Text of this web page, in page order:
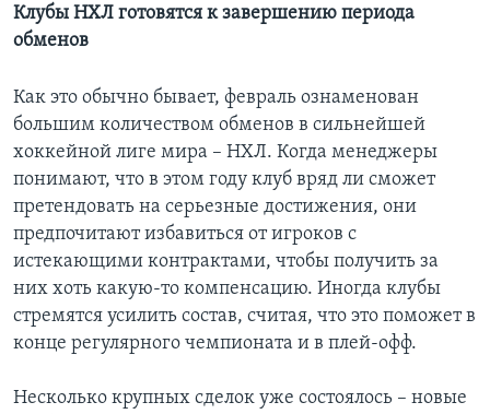
Языки
Клубы НХЛ готовятся к завершению периода
обменов
Как это обычно бывает, февраль ознаменован
большим количеством обменов в сильнейшей
хоккейной лиге мира – НХЛ. Когда менеджеры
понимают, что в этом году клуб вряд ли сможет
претендовать на серьезные достижения, они
предпочитают избавиться от игроков с
истекающими контрактами, чтобы получить за
них хоть какую-то компенсацию. Иногда клубы
стремятся усилить состав, считая, что это поможет в
конце регулярного чемпионата и в плей-офф.
Несколько крупных сделок уже состоялось – новые